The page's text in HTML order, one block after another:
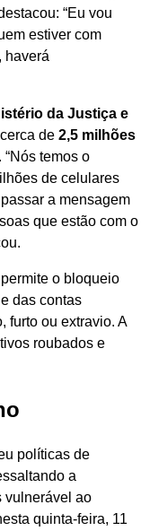
“Eu vou
estiver com
haverá
da Justiça e
de 2,5 milhões
temos o
de celulares
a mensagem
que estão com o
permite o bloqueio
das contas
furto ou extravio. A
roubados e
políticas de
a
vulnerável ao
quinta-feira, 11